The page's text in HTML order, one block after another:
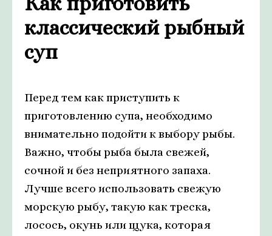
классический рыбный
суп
Перед тем как приступить к
приготовлению супа, необходимо
внимательно подойти к выбору рыбы.
Важно, чтобы рыба была свежей,
сочной и без неприятного запаха.
Лучше всего использовать свежую
морскую рыбу, такую как треска,
лосось, окунь или щука, которая